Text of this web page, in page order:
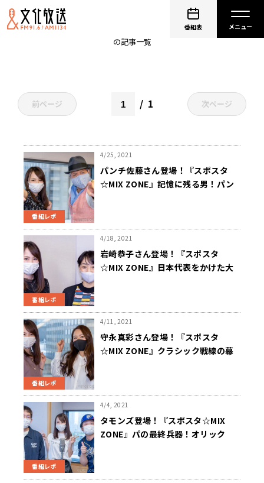
番組表
の記事一覧
前ページ 1 次ページ
番組レポ
4/25, 2021
パンチ佐藤さん登場！『スポスタ
☆MIX ZONE』記憶に残る男！パン
番組レポ
4/18, 2021
岩崎恭子さん登場！『スポスタ
☆MIX ZONE』日本代表をかけた大
番組レポ
4/11, 2021
守永真彩さん登場！『スポスタ
☆MIX ZONE』クラシック戦線の幕
番組レポ
4/4, 2021
タモンズ登場！『スポスタ☆MIX
ZONE』パの最終兵器！オリック